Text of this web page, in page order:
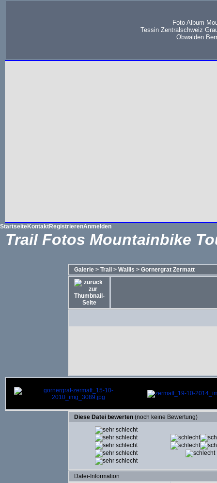
Foto Album
Tessin Zentralschweiz
Obwalden
StartseiteKontaktRegistrierenAnmelden
Trail Fotos Mountainbike
Galerie> Trail > Wallis > Gornergrat Zermatt
Diese Datei bewerten(noch keine Bewertung)
Datei-Information